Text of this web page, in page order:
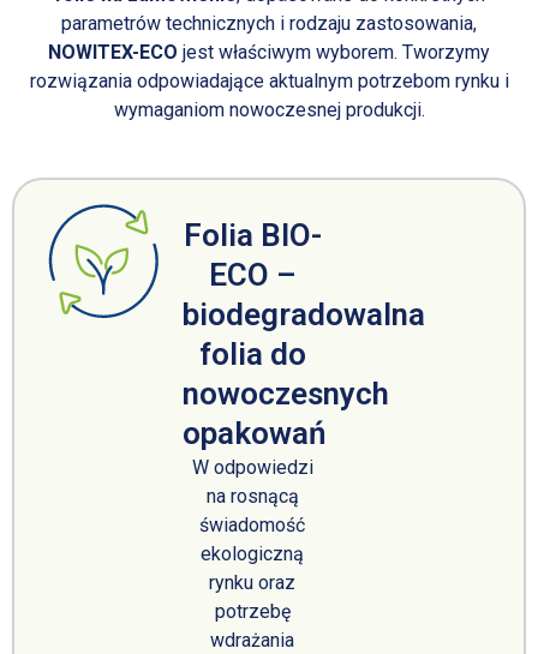
parametrów technicznych i rodzaju zastosowania,
NOWITEX-ECO jest właściwym wyborem. Tworzymy
rozwiązania odpowiadające aktualnym potrzebom rynku i
wymaganiom nowoczesnej produkcji.
Folia BIO-
ECO –
biodegradowalna
folia do
nowoczesnych
opakowań
W odpowiedzi
na rosnącą
świadomość
ekologiczną
rynku oraz
potrzebę
wdrażania